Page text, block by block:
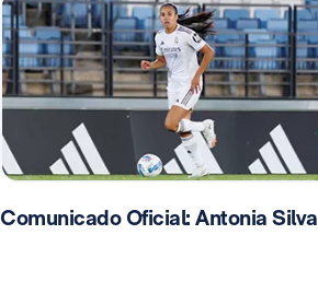
Comunicado Oficial: Antonia Silva